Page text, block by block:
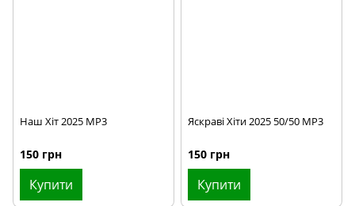
Наш Хіт 2025 MP3
150 грн
Купити
Яскраві Хіти 2025 50/50 MP3
150 грн
Купити